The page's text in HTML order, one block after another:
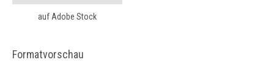
auf Adobe Stock
Formatvorschau